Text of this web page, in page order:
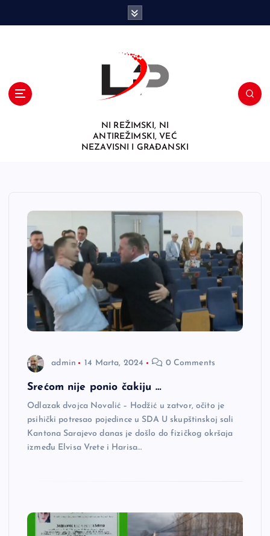
NI REŽIMSKI, NI
ANTIREŽIMSKI, VEĆ
NEZAVISNI I GRAĐANSKI
admin 14 Marta, 2024 0 Comments
Srećom nije ponio čakiju …
Odlazak dvojca Novalić – Hodžić u zatvor, očito je
psihički potresao pojedince u SDA U skupštinskoj sali
Kantona Sarajevo danas je došlo do fizičkog okršaja
između Elvisa Vrete i Harisa…